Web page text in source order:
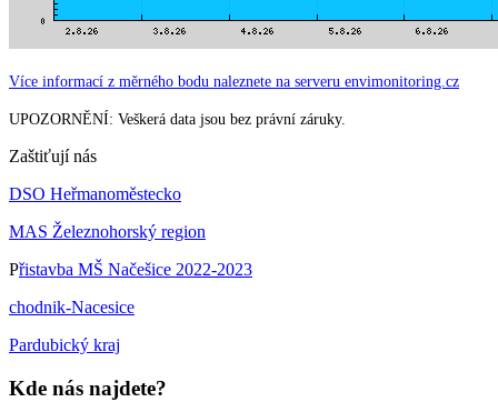
Více informací z měrného bodu naleznete na serveru envimonitoring.cz
UPOZORNĚNÍ: Veškerá data jsou bez právní záruky.
Zaštiťují nás
DSO Heřmanoměstecko
MAS Železnohorský region
Přistavba MŠ Načešice 2022-2023
chodnik-Nacesice
Pardubický kraj
Kde nás najdete?